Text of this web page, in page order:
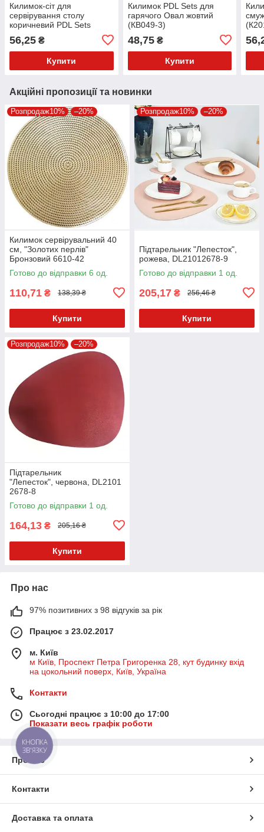
Килимок-сіт для
сервірування столу
коричневий PDL Sets
56,25 ₴
Купити
Килимок PDL Sets для
гарячого Овал жовтий
(КВ049-3)
48,75₴
Купити
Акційні пропозиції та новинки
Розпродаж10% –20%
Килимок сервірувальний 40
см, "Золотих перлів"
Бронзовий 6610-42
Готово до відправки 6 од.
110,71 ₴ 138,39 ₴
Купити
Розпродаж10% –20%
Підтарельник "Лепесток",
рожева, DL21012678-9
Готово до відправки 1 од.
205,17 ₴ 256,46 ₴
Купити
Розпродаж10% –20%
Підтарельник
"Лепесток", червона, DL2101
2678-8
Готово до відправки 1 од.
164,13 ₴ 205,16 ₴
Купити
Про нас
97% позитивних з 98 відгуків за рік
Працює з 23.02.2017
м. Київ
м Київ, Проспект Петра Григоренка 28, кут будинку вхід
на цокольний поверх, Київ, Україна
Контакти
Сьогодні працює з 10:00 до 17:00
Показати весь графік роботи
Про нас
Контакти
Доставка та оплата
КНОПКА
ЗВ'ЯЗКУ